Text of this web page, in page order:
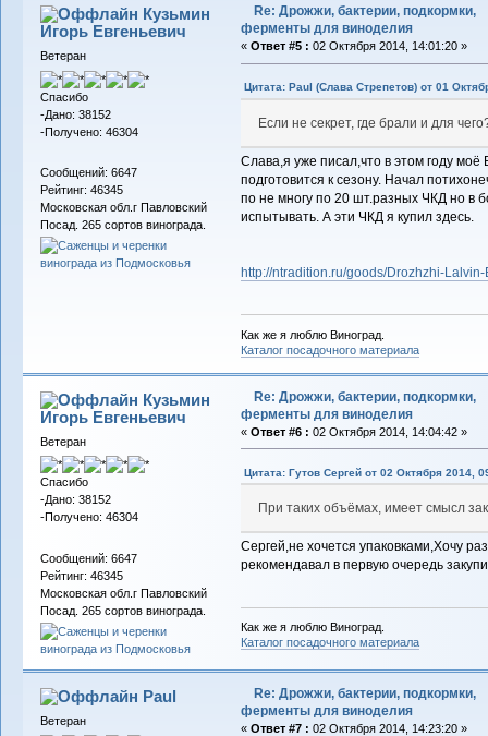
Кузьмин
Игорь Евгеньевич
Ветеран
Спасибо
-Дано: 38152
-Получено: 46304
Сообщений: 6647
Рейтинг: 46345
Московская обл.г Павловский
Посад. 265 сортов винограда.
Re: Дрожжи, бактерии, подкормки,
ферменты для виноделия
« Ответ #5 : 02 Октября 2014, 14:01:20 »
Цитата: Paul (Слава Стрепетов) от 01
Если не секрет, где брали и для
Слава,я уже писал,что в этом году
подготовится к сезону. Начал
по не многу по 20 шт.разных ЧКД но в
испытывать. А эти ЧКД я купил здесь.
http://ntradition.ru/goods/Drozhzhi-
Как же я люблю Виноград.
Каталог посадочного материала
Кузьмин
Игорь Евгеньевич
Ветеран
Спасибо
-Дано: 38152
-Получено: 46304
Сообщений: 6647
Рейтинг: 46345
Московская обл.г Павловский
Посад. 265 сортов винограда.
Re: Дрожжи, бактерии, подкормки,
ферменты для виноделия
« Ответ #6 : 02 Октября 2014, 14:04:42 »
Цитата: Гутов Сергей от 02 Октября 2014,
При таких объёмах, имеет смысл
Сергей,не хочется упаковками,Хочу
рекомендавал в первую очередь
Как же я люблю Виноград.
Каталог посадочного материала
Paul
Ветеран
Re: Дрожжи, бактерии, подкормки,
ферменты для виноделия
« Ответ #7 : 02 Октября 2014, 14:23:20 »